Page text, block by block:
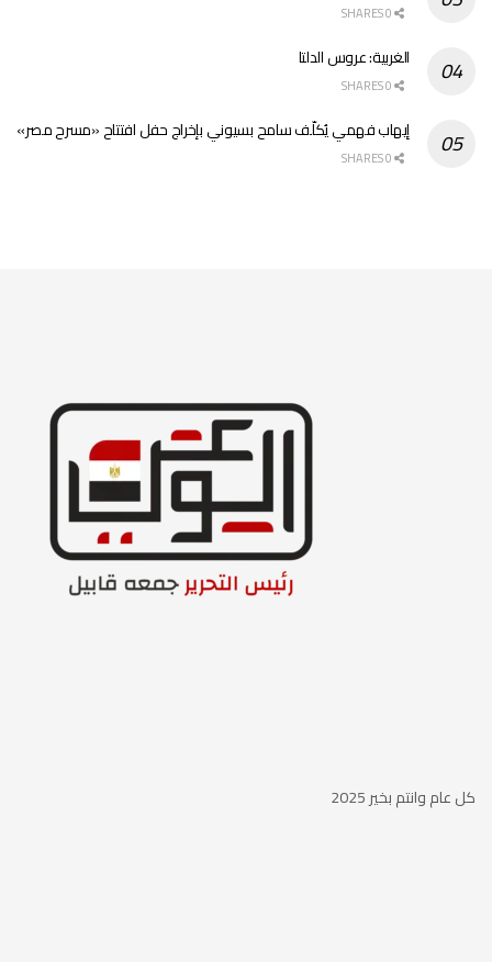
الغربية: عروس الدلتا
إيهاب فهمي يُكلّف سامح بسيوني بإخراج حفل افتتاح «مسرح مصر»
كل عام وانتم بخير 2025